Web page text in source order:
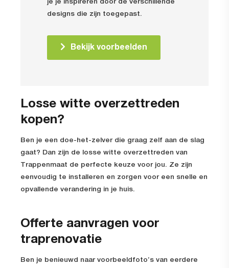
designs die zijn toegepast.
Bekijk voorbeelden
Losse witte overzettreden
kopen?
Ben je een doe-het-zelver die graag zelf aan de slag
gaat? Dan zijn de losse witte overzettreden van
Trappenmaat de perfecte keuze voor jou. Ze zijn
eenvoudig te installeren en zorgen voor een snelle en
opvallende verandering in je huis.
Offerte aanvragen voor
traprenovatie
Ben je benieuwd naar voorbeeldfoto’s van eerdere